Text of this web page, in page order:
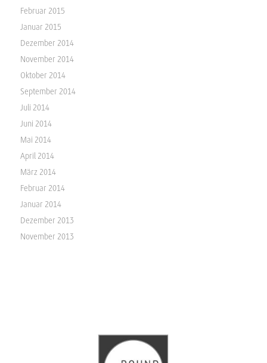
Februar 2015
Januar 2015
Dezember 2014
November 2014
Oktober 2014
September 2014
Juli 2014
Juni 2014
Mai 2014
April 2014
März 2014
Februar 2014
Januar 2014
Dezember 2013
November 2013